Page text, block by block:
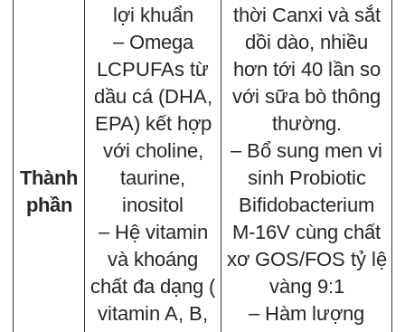
Thành
phần
lợi khuẩn
– Omega
LCPUFAs từ
dầu cá (DHA,
EPA) kết hợp
với choline,
taurine,
inositol
– Hệ vitamin
và khoáng
chất đa dạng (
vitamin A, B,
thời Canxi và sắt
dồi dào, nhiều
hơn tới 40 lần so
với sữa bò thông
thường.
– Bổ sung men vi
sinh Probiotic
Bifidobacterium
M-16V cùng chất
xơ GOS/FOS tỷ lệ
vàng 9:1
– Hàm lượng